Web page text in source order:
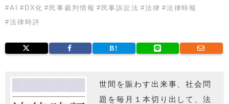
#AI # DX化 # 民事裁判情報 # 民事訴訟法 #法律 #法律時報
#法律時評
世間を賑わす出来事、社会問
題を毎月１本切り出して、法